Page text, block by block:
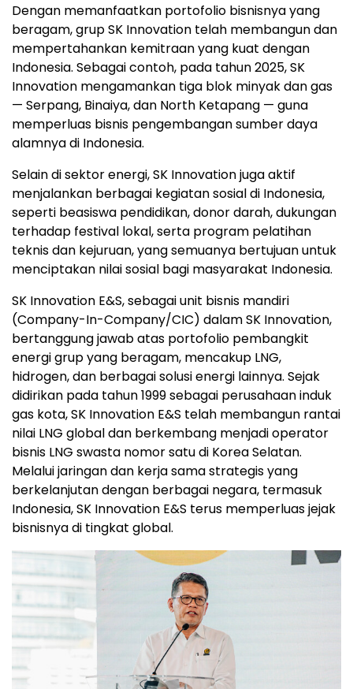
Dengan memanfaatkan portofolio bisnisnya yang
beragam, grup SK Innovation telah membangun dan
mempertahankan kemitraan yang kuat dengan
Indonesia. Sebagai contoh, pada tahun 2025, SK
Innovation mengamankan tiga blok minyak dan gas
— Serpang, Binaiya, dan North Ketapang — guna
memperluas bisnis pengembangan sumber daya
alamnya di Indonesia.
Selain di sektor energi, SK Innovation juga aktif
menjalankan berbagai kegiatan sosial di Indonesia,
seperti beasiswa pendidikan, donor darah, dukungan
terhadap festival lokal, serta program pelatihan
teknis dan kejuruan, yang semuanya bertujuan untuk
menciptakan nilai sosial bagi masyarakat Indonesia.
SK Innovation E&S, sebagai unit bisnis mandiri
(Company-In-Company/CIC) dalam SK Innovation,
bertanggung jawab atas portofolio pembangkit
energi grup yang beragam, mencakup LNG,
hidrogen, dan berbagai solusi energi lainnya. Sejak
didirikan pada tahun 1999 sebagai perusahaan induk
gas kota, SK Innovation E&S telah membangun rantai
nilai LNG global dan berkembang menjadi operator
bisnis LNG swasta nomor satu di Korea Selatan.
Melalui jaringan dan kerja sama strategis yang
berkelanjutan dengan berbagai negara, termasuk
Indonesia, SK Innovation E&S terus memperluas jejak
bisnisnya di tingkat global.